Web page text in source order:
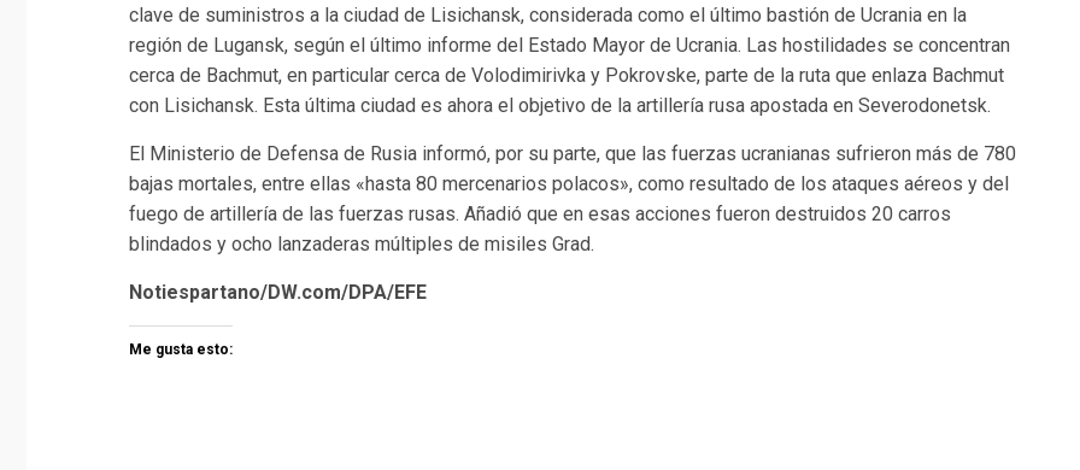
clave de suministros a la ciudad de Lisichansk, considerada como el último bastión de Ucrania en la
región de Lugansk, según el último informe del Estado Mayor de Ucrania. Las hostilidades se concentran
cerca de Bachmut, en particular cerca de Volodimirivka y Pokrovske, parte de la ruta que enlaza Bachmut
con Lisichansk. Esta última ciudad es ahora el objetivo de la artillería rusa apostada en Severodonetsk.
El Ministerio de Defensa de Rusia informó, por su parte, que las fuerzas ucranianas sufrieron más de 780
bajas mortales, entre ellas «hasta 80 mercenarios polacos», como resultado de los ataques aéreos y del
fuego de artillería de las fuerzas rusas. Añadió que en esas acciones fueron destruidos 20 carros
blindados y ocho lanzaderas múltiples de misiles Grad.
Notiespartano/DW.com/DPA/EFE
Me gusta esto: